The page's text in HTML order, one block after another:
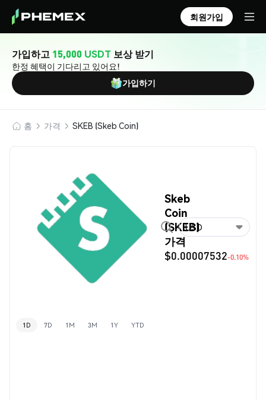
회원가입
가입하고 15,000 USDT 보상 받기
한정 혜택이 기다리고 있어요!
가입하기
홈 가격 SKEB (Skeb Coin)
Skeb
Coin
(SKEB)
가격
$0.00007532-0.10%
USD
1D 7D 1M 3M 1Y YTD